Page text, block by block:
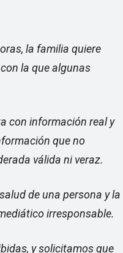
la familia quiere
la que algunas
con información real y
que no
válida ni veraz.
de una persona y la
irresponsable.
y solicitamos que